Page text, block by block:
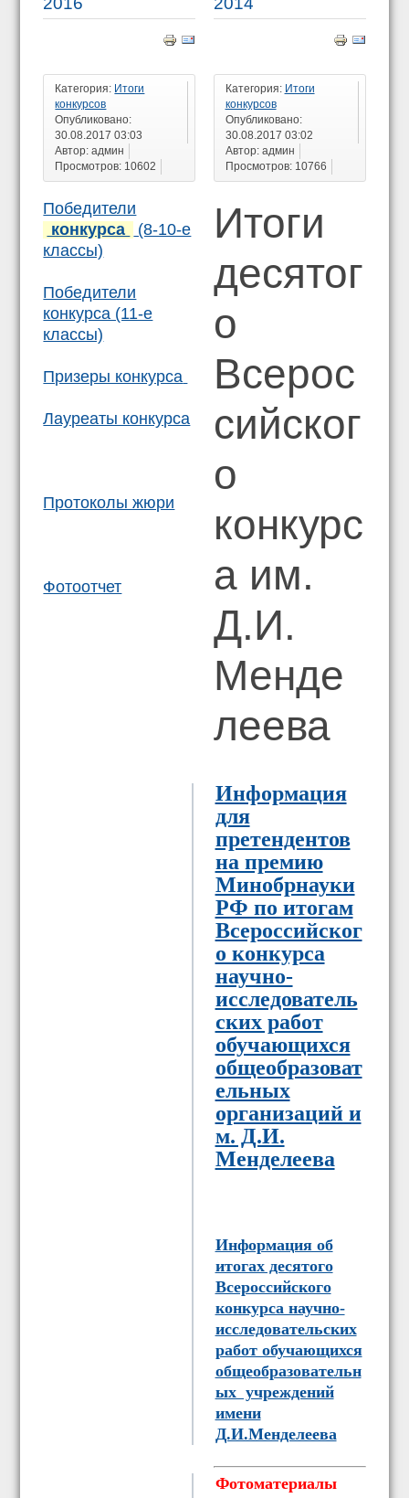
Категория: Итоги
конкурсов
Опубликовано:
30.08.2017 03:03
Автор: админ
Просмотров: 10602
Победители
конкурса
(8-10-е
классы)
Победители
конкурса (11-е
классы)
Призеры конкурса
Лауреаты конкурса
Протоколы жюри
Фотоотчет
Категория: Итоги
конкурсов
Опубликовано:
30.08.2017 03:02
Автор: админ
Просмотров: 10766
Итоги
десятог
о
Всерос
сийског
о
конкурс
а им.
Д.И.
Менде
леева
Информация
для
претендентов
на премию
Минобрнауки
РФ по итогам
Всероссийског
о конкурса
научно-
исследователь
ских работ
обучающихся
общеобразоват
ельных
организаций и
м. Д.И.
Менделеева
Информация об
итогах десятого
Всероссийского
конкурса научно-
исследовательских
работ обучающихся
общеобразовательн
ых учреждений
имени
Д.И.Менделеева
Фотоматериалы